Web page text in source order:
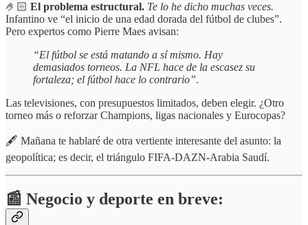
🤌🏻 El problema estructural. Te lo he dicho muchas veces.
Infantino ve “el inicio de una edad dorada del fútbol de clubes”.
Pero expertos como Pierre Maes avisan:
“El fútbol se está matando a sí mismo. Hay
demasiados torneos. La NFL hace de la escasez su
fortaleza; el fútbol hace lo contrario”.
Las televisiones, con presupuestos limitados, deben elegir. ¿Otro
torneo más o reforzar Champions, ligas nacionales y Eurocopas?
🖋️ Mañana te hablaré de otra vertiente interesante del asunto: la
geopolítica; es decir, el triángulo FIFA-DAZN-Arabia Saudí.
📰 Negocio y deporte en breve: